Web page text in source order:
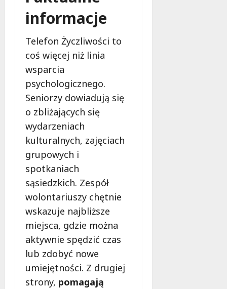
informacje
Telefon Życzliwości to
coś więcej niż linia
wsparcia
psychologicznego.
Seniorzy dowiadują się
o zbliżających się
wydarzeniach
kulturalnych, zajęciach
grupowych i
spotkaniach
sąsiedzkich. Zespół
wolontariuszy chętnie
wskazuje najbliższe
miejsca, gdzie można
aktywnie spędzić czas
lub zdobyć nowe
umiejętności. Z drugiej
strony, pomagają